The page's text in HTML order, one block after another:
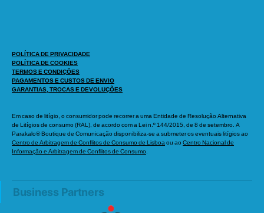
POLÍTICA DE PRIVACIDADE
POLÍTICA DE COOKIES
TERMOS E CONDIÇÕES
PAGAMENTOS E CUSTOS DE ENVIO
GARANTIAS, TROCAS E DEVOLUÇÕES
Em caso de litígio, o consumidor pode recorrer a uma Entidade de Resolução Alternativa
de Litígios de consumo (RAL), de acordo com a Lei n.º 144/2015, de 8 de setembro. A
Parakalo® Boutique de Comunicação disponibiliza-se a submeter os eventuais litígios ao
Centro de Arbitragem de Conflitos de Consumo de Lisboaou ao Centro Nacional de
Informação e Arbitragem de Conflitos de Consumo.
Business Partners